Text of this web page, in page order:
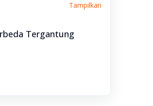
Tampilkan
Tergantung